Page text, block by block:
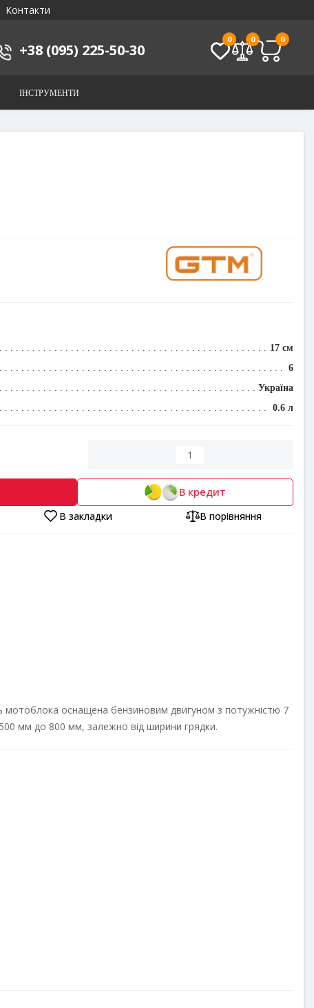
Контакти
+38 (095) 225-50-30
0 0 0
ІНСТРУМЕНТИ
17 см
6
Україна
0.6 л
В кредит
В закладки В порівняння
мотоблока оснащена бензиновим двигуном з потужністю 7
мм до 800 мм, залежно від ширини грядки.